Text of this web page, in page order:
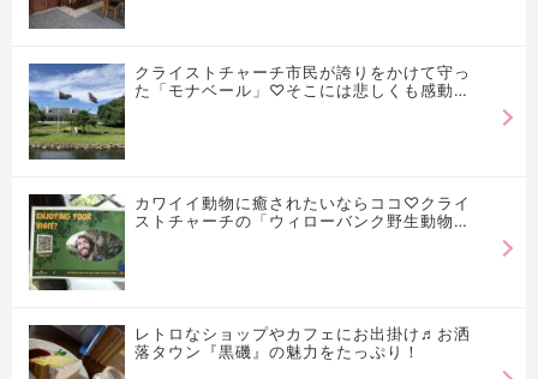
クライストチャーチ市民が誇りをかけて守っ
た「モナベール」♡そこには悲しくも感動の
カワイイ動物に癒されたいならココ♡クライ
ストチャーチの「ウィローバンク野生動物保
レトロなショップやカフェにお出掛け♬お洒
落タウン『黒磯』の魅力をたっぷり！